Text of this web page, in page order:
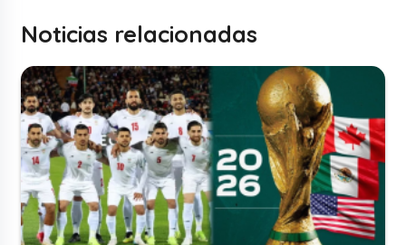
Noticias relacionadas